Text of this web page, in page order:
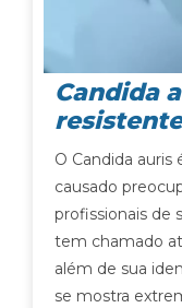
Candida
O Candida
causado
profissionais de
tem chamado
além de sua
se mostra